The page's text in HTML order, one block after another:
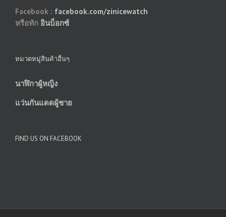
Facebook : facebook.com/zinicewatch
หรือทัก อินบ็อกซ์
หมวดหมู่สินค้าอื่นๆ
นาฬิกาผู้หญิง
แว่นกันแดดผู้ชาย
FIND US ON FACEBOOK